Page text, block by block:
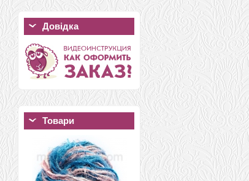
Довідка
Товари